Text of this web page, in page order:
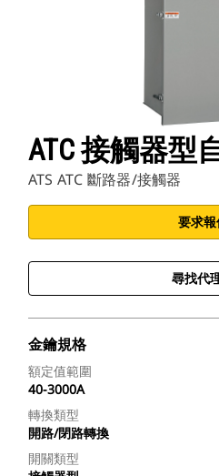
ATC 接觸器型
ATS ATC 斷路器/接觸器
要求
尋找代
金鑰規格
額定值範圍
40-3000A
轉換類型
開路/閉路轉換
開關類型